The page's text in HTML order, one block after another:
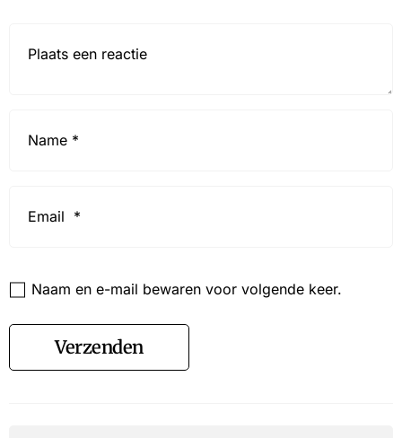
Naam en e-mail bewaren voor volgende keer.
Verzenden